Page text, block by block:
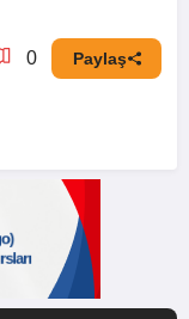
0 Paylaş